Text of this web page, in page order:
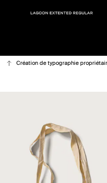
Création de typographie